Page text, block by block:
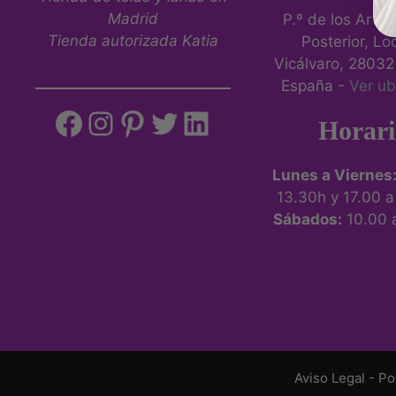
producto
Madrid
Tienda autorizada Katia
Facebook
Instagram
Pinterest
Twitter
LinkedIn
P.º de los
Posterior,
Vicálvaro,
España - Ver
Lunes a Viernes:
13.30h y 17.00
Sábados: 10.00
Aviso Legal -